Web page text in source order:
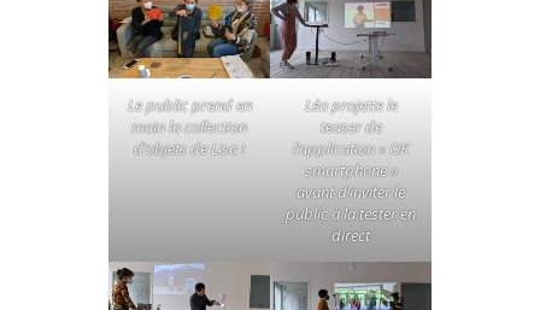
Le public prend en
main la collection
d’objets de Lisa !
Léa projette le
teaser de
l’application « OK
smartphone »
avant d’inviter le
public à la tester en
direct